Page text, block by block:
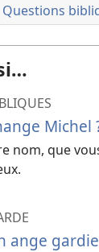
Questions
Michel
nom, que
ange